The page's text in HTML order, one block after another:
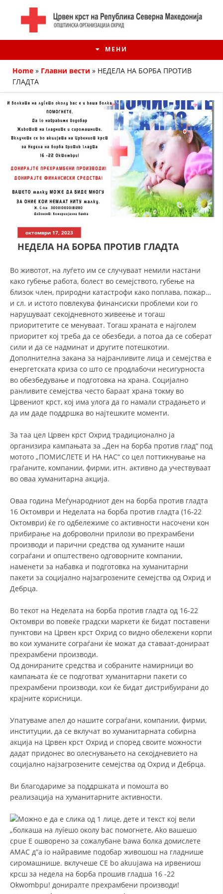
МЕНИ
ИСТОРИЈАТ НА ЦКРМ
ИСТОРИЈАТ НА ДВИЖЕЊЕТО
СТРУКТУРА НА ОРГАНИЗАЦИЈАТА
КОНТАКТ ИНФОРМАЦИИ
ЗАКОН ЗА ЦКРМ
СТАТУТ НА ЦКРМ
ОРГАНИЗАЦИЈА И РАЗВОЈ
РАКОВОДЕН ОДБОР
СТРУКТУРА И ОРГАНИЗАЦИОНА ПОСТАВЕНОСТ
ДИСЕМИНАЦИЈА
MЕЃУНАРОДНО ХУМАНИТАРНО ПРАВО
ПРОМОЦИЈА НА ХУМАНИ ВРЕДНОСТИ
УПОТРЕБА И ЗАШТИТА НА АМБЛЕМОТ
СОЦИЈАЛНО ХУМАНИТАРНА ДЕЈНОСТ
КАКО ДА ДОНИРАТЕ
ПОДГОТВЕНОСТ И ДЕЈСТВО ПРИ КАТАСТРОФИ
ПРОЕКТИ – ПОДГОТВЕНОСТ И ДЕЈСТВУВАЊЕ ПРИ КАТАСТРОФИ
ОДНОСИ СО ЈАВНОСТ
ИСТРАЖУВАЊЕ НА ЈАВНО МИСЛЕЊЕ
МЕЃУНАРОДНА СОРАБОТКА
ЗНАЧЕЊЕ НА СЛУЖБАТА ЗА БАРАЊЕ
ЗДРАВСТВЕНО ПРЕВЕНТИВНА ДЕЈНОСТ
ПРВА ПОМОШ
КРВОДАРИТЕЛСТВО
МЕНАЏМЕНТ НА ВОЛОНТЕРИ
ЗА НАС
ДЕЈСТВУВАЊЕ
Home » Главни вести » НЕДЕЛА НА БОРБА ПРОТИВ
ГЛАДТА
октомври 17, 2023
НЕДЕЛА НА БОРБА ПРОТИВ ГЛАДТА
Во животот, на луѓето им се случуваат немили настани
како губење работа, болест во семејството, губење на
близок член, природни катастрофи како поплава, пожар…
и сл. и истото повлекува финансиски проблеми кои го
нарушуваат секојдневното живеење и тогаш
приоритетите се менуваат. Тогаш храната е најголем
приоритет кој треба да се обезбеди, а потоа да се соберат
сили и да се надминат и другите потешкотии.
Дополнителна закана за најранливите лица и семејства е
енергетската криза со што се продлабочи несигурноста
во обезбедување и подготовка на храна. Социјално
ранливите семејства често бараат храна токму во
Црвениот крст, кој има улога да го намали страдањето и
да им даде поддршка во најтешките моменти.
За таа цел Црвен крст Охрид традиционално ја
организира кампањата за „Ден на борба против глад“ под
мотото „ПОМИСЛЕТЕ И НА НАС“ со цел поттикнување на
граѓаните, компании, фирми, итн. активно да учествуваат
во оваа хуманитарна акција.
Оваа година Меѓународниот ден на борба против гладта
16 Октомври и Неделата на борба против гладта (16-22
Октомври) ќе го одбележиме со активности насочени кон
прибирање на доброволни прилози во прехрамбени
производи и парични средства од хуманите наши
сограѓани и општествено одговорните компании,
наменети за набавка и подготовка на хуманитарни
пакети за социјално најзагрозените семејства од Охрид и
Дебрца.
Во текот на Неделата на борба против гладта од 16-22
Октомври во повеќе градски маркети ќе бидат поставени
пунктови на Црвен крст Охрид со видно обележени корпи
во кои хуманите сограѓани ќе можат да ставаат-донираат
прехрамбени производи.
Од донираните средства и собраните намирници во
кампањата ќе се подготват хуманитарни пакети со
прехрамбени производи, кои ќе бидат дистрибуирани до
крајните корисници.
Упатуваме апел до нашите сограѓани, компании, фирми,
институции, да се вклучат во хуманитарната собирна
акција на Црвен крст Охрид и според своите можности
дадат придонес во олеснувањето на секојдневието на
социјално најзагрозените семејства од Охрид и Дебрца.
Ви благодариме за поддршката и помошта во
реализација на хуманитарните активности.